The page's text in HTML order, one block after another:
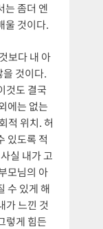
는 좀더 엔
울 것이다.
보다 내 아
것이다.
것도 결국
에는 없는
적 위치. 허
있도록 적
실 내가 고
모님의 아
수 있게 해
가 느낀 것
렇게 힘든